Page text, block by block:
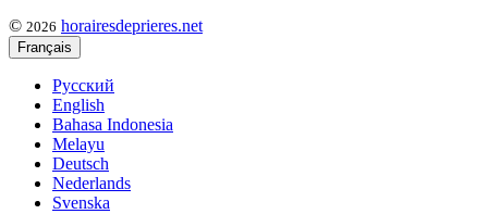
© 2026 horairesdeprieres.net
Français
Русский
English
Bahasa Indonesia
Melayu
Deutsch
Nederlands
Svenska